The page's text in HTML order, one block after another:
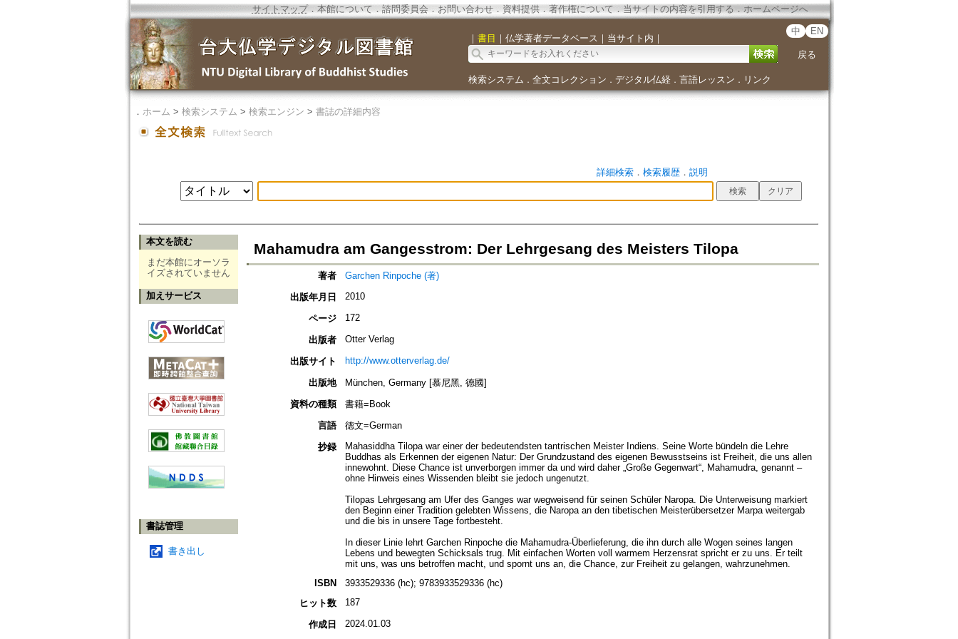
サイトマップ．本館について ． 諮問委員会． お問い合わせ． 資料提供． 著作権について．当サイトの内容を引用する ． ホームページへ
｜ 書目 ｜ 仏学著者データベース ｜ 当サイト内 ｜
中 EN
戻る
検索システム ． 全文コレクション ． デジタル仏経． 言語レッスン ． リンク
． ホーム > 検索システム > 検索エンジン > 書誌の詳細内容
詳細検索． 検索履歴． 説明
本文を読む
まだ本館にオーソラ
イズされていません
加えサービス
書誌管理
書き出し
Mahamudra am Gangesstrom: Der Lehrgesang des Meisters Tilopa
著者
Garchen Rinpoche (著)
出版年月日
2010
ページ 172
出版者 Otter Verlag
出版サイト http://www.otterverlag.de/
出版地
München, Germany [慕尼黑, 德國]
資料の種類
書籍=Book
言語
德文=German
抄録
Mahasiddha Tilopa war einer der bedeutendsten tantrischen Meister Indiens. Seine Worte bündeln die Lehre
Buddhas als Erkennen der eigenen Natur: Der Grundzustand des eigenen Bewusstseins ist Freiheit, die uns allen
innewohnt. Diese Chance ist unverborgen immer da und wird daher „Große Gegenwart“, Mahamudra, genannt –
ohne Hinweis eines Wissenden bleibt sie jedoch ungenutzt.
Tilopas Lehrgesang am Ufer des Ganges war wegweisend für seinen Schüler Naropa. Die Unterweisung markiert
den Beginn einer Tradition gelebten Wissens, die Naropa an den tibetischen Meisterübersetzer Marpa weitergab
und die bis in unsere Tage fortbesteht.
In dieser Linie lehrt Garchen Rinpoche die Mahamudra-Überlieferung, die ihn durch alle Wogen seines langen
Lebens und bewegten Schicksals trug. Mit einfachen Worten voll warmem Herzensrat spricht er zu uns. Er teilt
mit uns, was uns betroffen macht, und spornt uns an, die Chance, zur Freiheit zu gelangen, wahrzunehmen.
ISBN
3933529336 (hc); 9783933529336 (hc)
ヒット数
187
作成日 2024.01.03